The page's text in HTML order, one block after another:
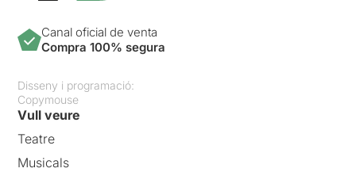
Canal oficial de venta
Compra 100% segura
Disseny i programació:
Copymouse
Vull veure
Teatre
Musicals